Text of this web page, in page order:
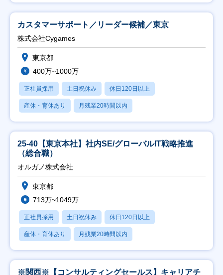
カスタマーサポート／リーダー候補／東京
株式会社Cygames
東京都
400万~1000万
正社員採用 土日祝休み 休日120日以上
産休・育休あり 月残業20時間以内
25-40【東京本社】社内SE/グローバルIT戦略推進
（総合職）
オルガノ株式会社
東京都
713万~1049万
正社員採用 土日祝休み 休日120日以上
産休・育休あり 月残業20時間以内
※関西※【コンサルティングセールス】キャリアチ